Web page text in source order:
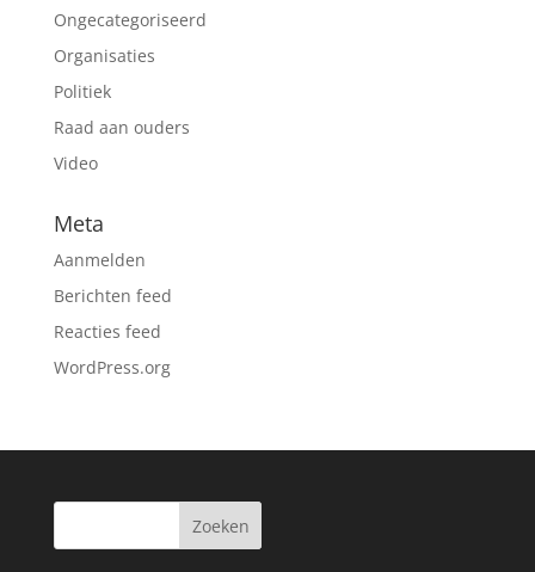
Ongecategoriseerd
Organisaties
Politiek
Raad aan ouders
Video
Meta
Aanmelden
Berichten feed
Reacties feed
WordPress.org